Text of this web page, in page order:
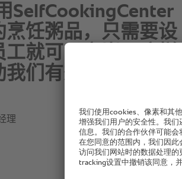
SelfCookingCenter
烹饪粥品，只需要设
就可以离岗，这样
们有效降低人力成
理